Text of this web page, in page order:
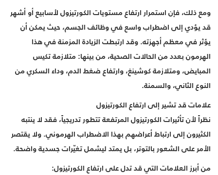
ومع ذلك، فإن استمرار ارتفاع مستويات الكورتيزول لأسابيع أو أشهر
قد يؤدي إلى اضطراب واسع في وظائف الجسم، حيث يمكن أن
يؤثر في معظم أجهزته. وقد ارتبطت الزيادة المزمنة في هذا
الهرمون بعدد من الحالات الصحية، من بينها: متلازمة تكيس
المبايض، ومتلازمة كوشينغ، وارتفاع ضغط الدم، وداء السكري من
النوع الثاني، والسمنة.
علامات قد تشير إلى ارتفاع الكورتيزول
نظراً لأن تأثيرات الكورتيزول المرتفعة تتطور تدريجياً، فقد لا ينتبه
الكثيرون إلى ارتباط أعراضهم بهذا الاضطراب الهرموني. ولا يقتصر
الأمر على الشعور بالتوتر، بل يمتد ليشمل تغيّرات جسدية واضحة.
من أبرز العلامات التي قد تدل على ارتفاع الكورتيزول: